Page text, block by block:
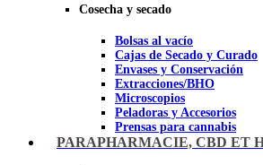
Cosecha y secado
Bolsas al vacío
Cajas de Secado y Curado
Envases y Conservación
Extracciones/BHO
Microscopios
Peladoras y Accesorios
Prensas para cannabis
Secadores de cogollos
PARAPHARMACIE, CBD ET